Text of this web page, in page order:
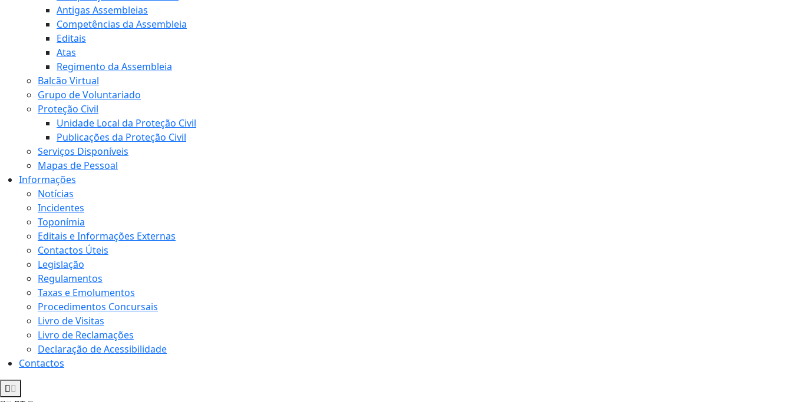
Antigas Assembleias
Competências da Assembleia
Editais
Atas
Regimento da Assembleia
Balcão Virtual
Grupo de Voluntariado
Proteção Civil
Unidade Local da Proteção Civil
Publicações da Proteção Civil
Serviços Disponíveis
Mapas de Pessoal
Informações
Notícias
Incidentes
Toponímia
Editais e Informações Externas
Contactos Úteis
Legislação
Regulamentos
Taxas e Emolumentos
Procedimentos Concursais
Livro de Visitas
Livro de Reclamações
Declaração de Acessibilidade
Contactos